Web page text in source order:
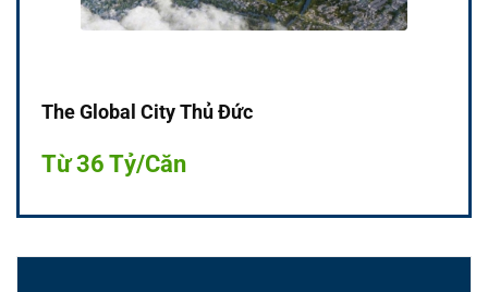
The Global City Thủ Đức
Từ 36 Tỷ/Căn